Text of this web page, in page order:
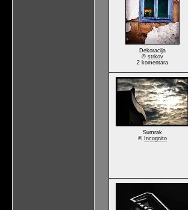
Dekoracija
© strkov
2 komentara
Sumrak
© Incognito